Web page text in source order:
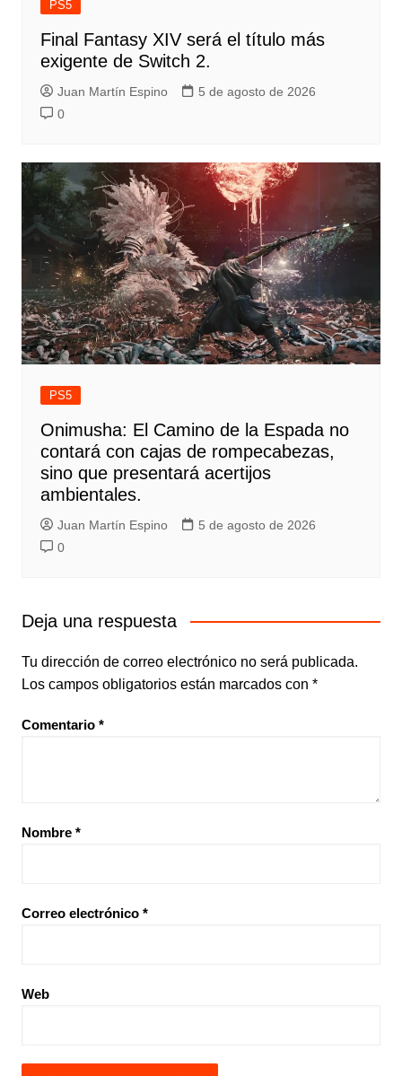
PS5
Final Fantasy XIV será el título más
exigente de Switch 2.
Juan Martín Espino
5 de agosto de 2026
0
PS5
Onimusha: El Camino de la Espada no
contará con cajas de rompecabezas,
sino que presentará acertijos
ambientales.
Juan Martín Espino
5 de agosto de 2026
0
Deja una respuesta
Tu dirección de correo electrónico no será publicada.
Los campos obligatorios están marcados con *
Comentario *
Nombre *
Correo electrónico *
Web